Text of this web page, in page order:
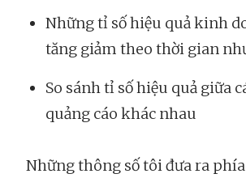
Những tỉ số hiệu quả kinh
tăng giảm theo thời gian
So sánh tỉ số hiệu quả giữa
quảng cáo khác nhau
Những thông số tôi đưa ra